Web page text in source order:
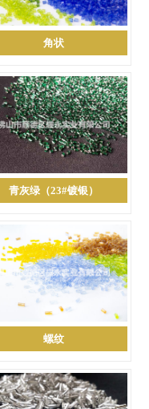
角状
青灰绿（23#镀银）
螺纹